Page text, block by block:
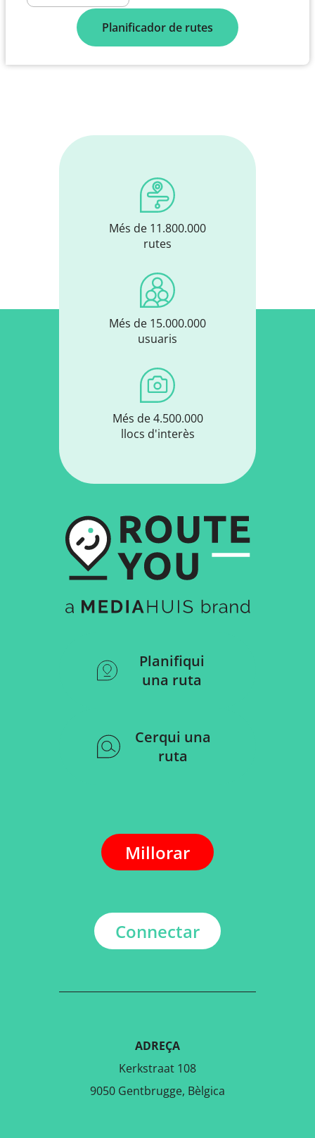
Planificador de rutes
Més de 11.800.000
rutes
Més de 15.000.000
usuaris
Més de 4.500.000
llocs d'interès
Planifiqui
una ruta
Cerqui una
ruta
Millorar
Connectar
ADREÇA
Kerkstraat 108
9050 Gentbrugge, Bèlgica